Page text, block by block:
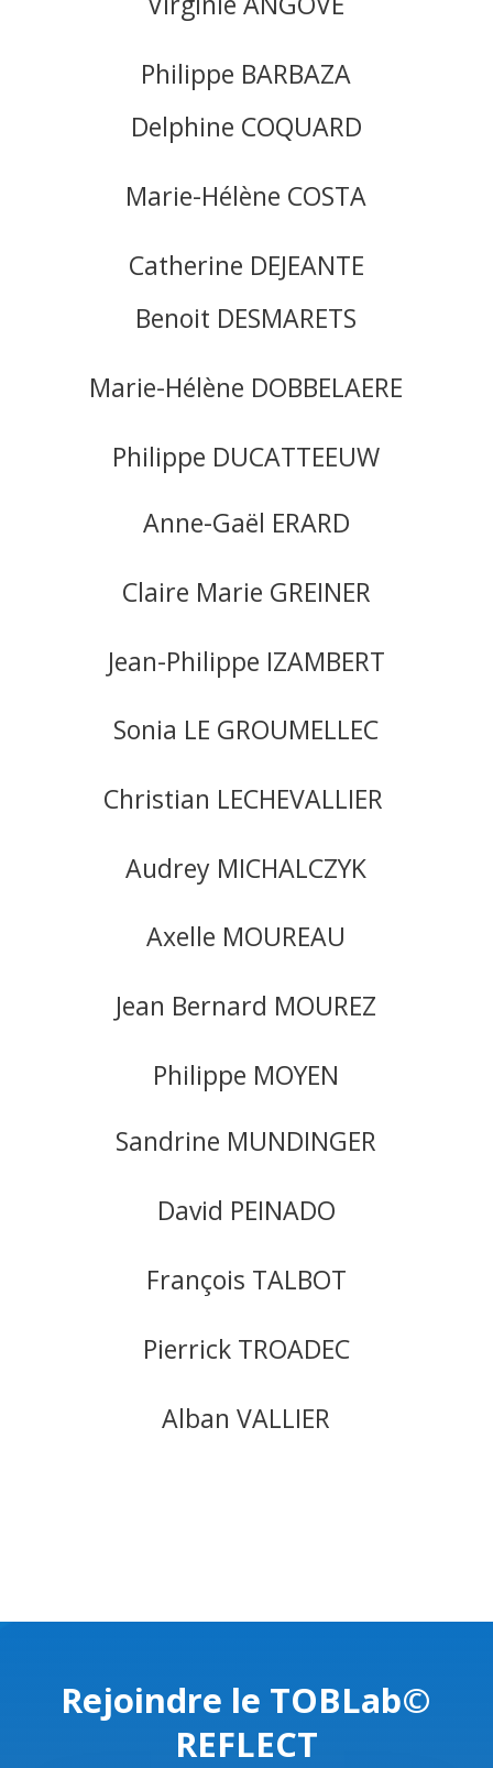
Philippe BARBAZA
Delphine COQUARD
Marie-Hélène COSTA
Catherine DEJEANTE
Benoit DESMARETS
Marie-Hélène DOBBELAERE
Philippe DUCATTEEUW
Anne-Gaël ERARD
Claire Marie GREINER
Jean-Philippe IZAMBERT
Sonia LE GROUMELLEC
Christian LECHEVALLIER
Audrey MICHALCZYK
Axelle MOUREAU
Jean Bernard MOUREZ
Philippe MOYEN
Sandrine MUNDINGER
David PEINADO
François TALBOT
Pierrick TROADEC
Alban VALLIER
Rejoindre le TOBLab©
REFLECT